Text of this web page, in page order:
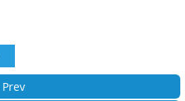
Prev